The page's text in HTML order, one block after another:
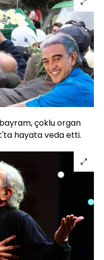
çoklu organ
hayata veda etti.